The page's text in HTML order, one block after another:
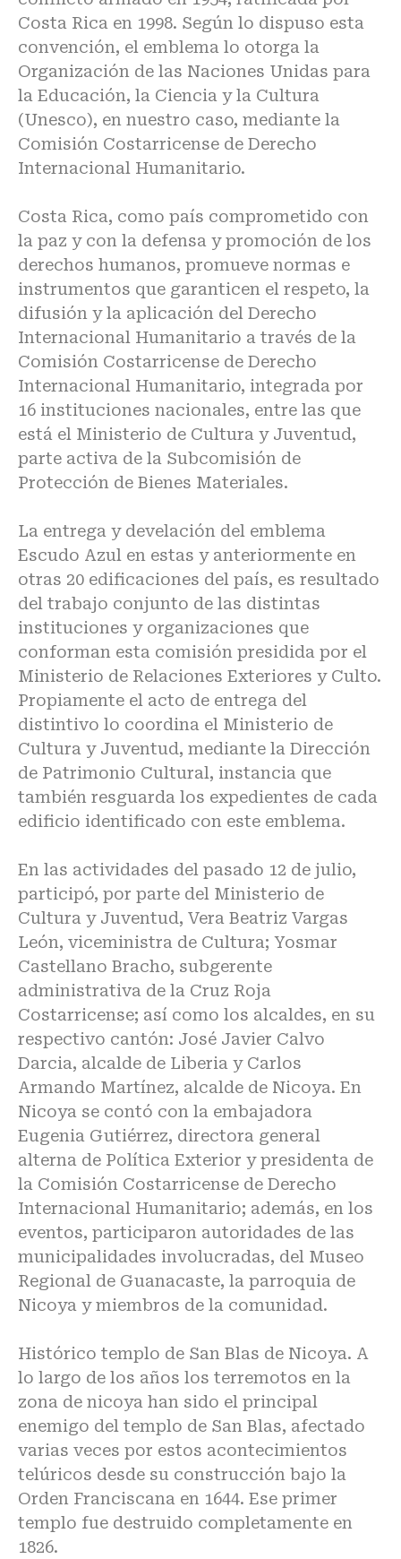
Costa Rica en 1998. Según lo dispuso esta
convención, el emblema lo otorga la
Organización de las Naciones Unidas para
la Educación, la Ciencia y la Cultura
(Unesco), en nuestro caso, mediante la
Comisión Costarricense de Derecho
Internacional Humanitario.
Costa Rica, como país comprometido con
la paz y con la defensa y promoción de los
derechos humanos, promueve normas e
instrumentos que garanticen el respeto, la
difusión y la aplicación del Derecho
Internacional Humanitario a través de la
Comisión Costarricense de Derecho
Internacional Humanitario, integrada por
16 instituciones nacionales, entre las que
está el Ministerio de Cultura y Juventud,
parte activa de la Subcomisión de
Protección de Bienes Materiales.
La entrega y develación del emblema
Escudo Azul en estas y anteriormente en
otras 20 edificaciones del país, es resultado
del trabajo conjunto de las distintas
instituciones y organizaciones que
conforman esta comisión presidida por el
Ministerio de Relaciones Exteriores y Culto.
Propiamente el acto de entrega del
distintivo lo coordina el Ministerio de
Cultura y Juventud, mediante la Dirección
de Patrimonio Cultural, instancia que
también resguarda los expedientes de cada
edificio identificado con este emblema.
En las actividades del pasado 12 de julio,
participó, por parte del Ministerio de
Cultura y Juventud, Vera Beatriz Vargas
León, viceministra de Cultura; Yosmar
Castellano Bracho, subgerente
administrativa de la Cruz Roja
Costarricense; así como los alcaldes, en su
respectivo cantón: José Javier Calvo
Darcia, alcalde de Liberia y Carlos
Armando Martínez, alcalde de Nicoya. En
Nicoya se contó con la embajadora
Eugenia Gutiérrez, directora general
alterna de Política Exterior y presidenta de
la Comisión Costarricense de Derecho
Internacional Humanitario; además, en los
eventos, participaron autoridades de las
municipalidades involucradas, del Museo
Regional de Guanacaste, la parroquia de
Nicoya y miembros de la comunidad.
Histórico templo de San Blas de Nicoya. A
lo largo de los años los terremotos en la
zona de nicoya han sido el principal
enemigo del templo de San Blas, afectado
varias veces por estos acontecimientos
telúricos desde su construcción bajo la
Orden Franciscana en 1644. Ese primer
templo fue destruido completamente en
1826.